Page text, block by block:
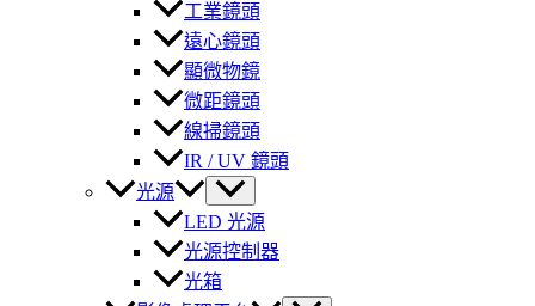
工業鏡頭
遠心鏡頭
顯微物鏡
微距鏡頭
線掃鏡頭
IR / UV 鏡頭
光源
LED 光源
光源控制器
光箱